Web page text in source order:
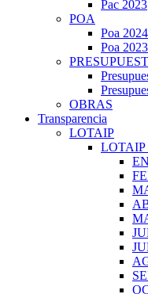
Pac 2023
POA
Poa 2024
Poa 2023
OBRAS
Transparencia
LOTAIP
LOTAIP